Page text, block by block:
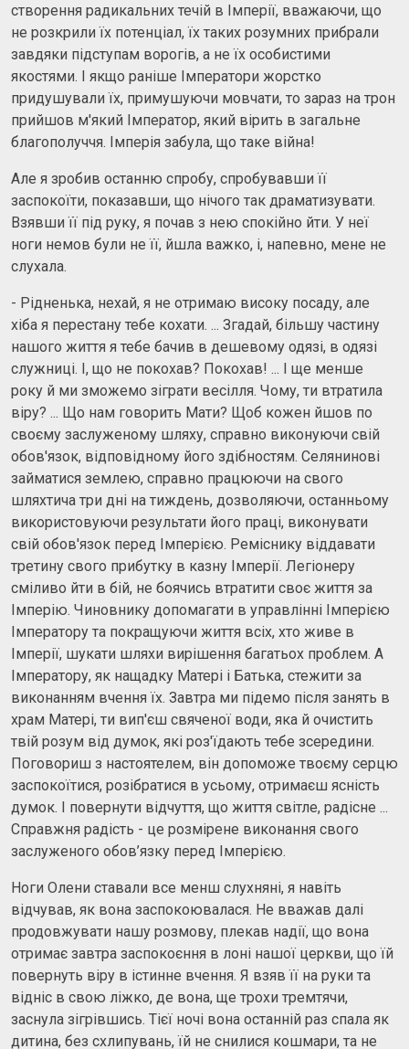
створення радикальних течій в Імперії, вважаючи, що
не розкрили їх потенціал, їх таких розумних прибрали
завдяки підступам ворогів, а не їх особистими
якостями. І якщо раніше Імператори жорстко
придушували їх, примушуючи мовчати, то зараз на трон
прийшов м'який Імператор, який вірить в загальне
благополуччя. Імперія забула, що таке війна!
Але я зробив останню спробу, спробувавши її
заспокоїти, показавши, що нічого так драматизувати.
Взявши її під руку, я почав з нею спокійно йти. У неї
ноги немов були не її, йшла важко, і, напевно, мене не
слухала.
- Рідненька, нехай, я не отримаю високу посаду, але
хіба я перестану тебе кохати. ... Згадай, більшу частину
нашого життя я тебе бачив в дешевому одязі, в одязі
служниці. І, що не покохав? Покохав! ... І ще менше
року й ми зможемо зіграти весілля. Чому, ти втратила
віру? ... Що нам говорить Мати? Щоб кожен йшов по
своєму заслуженому шляху, справно виконуючи свій
обов'язок, відповідному його здібностям. Селянинові
займатися землею, справно працюючи на свого
шляхтича три дні на тиждень, дозволяючи, останньому
використовуючи результати його праці, виконувати
свій обов'язок перед Імперією. Реміснику віддавати
третину свого прибутку в казну Імперії. Легіонеру
сміливо йти в бій, не боячись втратити своє життя за
Імперію. Чиновнику допомагати в управлінні Імперією
Імператору та покращуючи життя всіх, хто живе в
Імперії, шукати шляхи вирішення багатьох проблем. А
Імператору, як нащадку Матері і Батька, стежити за
виконанням вчення їх. Завтра ми підемо після занять в
храм Матері, ти вип'єш свяченої води, яка й очистить
твій розум від думок, які роз'їдають тебе зсередини.
Поговориш з настоятелем, він допоможе твоєму серцю
заспокоїтися, розібратися в усьому, отримаєш ясність
думок. І повернути відчуття, що життя світле, радісне ...
Справжня радість - це розмірене виконання свого
заслуженого обов’язку перед Імперією.
Ноги Олени ставали все менш слухняні, я навіть
відчував, як вона заспокоювалася. Не вважав далі
продовжувати нашу розмову, плекав надії, що вона
отримає завтра заспокоєння в лоні нашої церкви, що їй
повернуть віру в істинне вчення. Я взяв її на руки та
відніс в свою ліжко, де вона, ще трохи тремтячи,
заснула зігрівшись. Тієї ночі вона останній раз спала як
дитина, без схлипувань, їй не снилися кошмари, та не